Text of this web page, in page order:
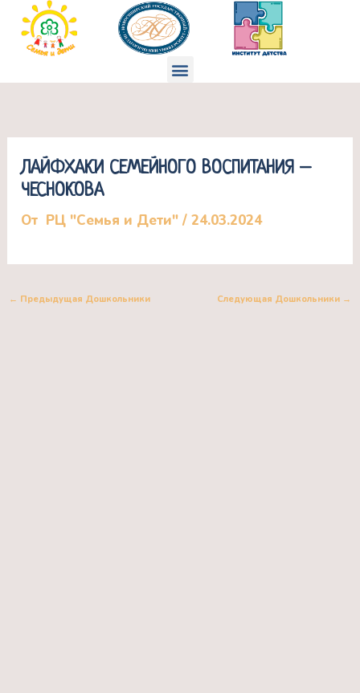
Перейти
содержимому
Меню
ЛАЙФХАКИ СЕМЕЙНОГО ВОСПИТАНИЯ –
ЧЕСНОКОВА
От РЦ "Семья и Дети"/24.03.2024
← Предыдущая Дошкольники Следующая Дошкольники →